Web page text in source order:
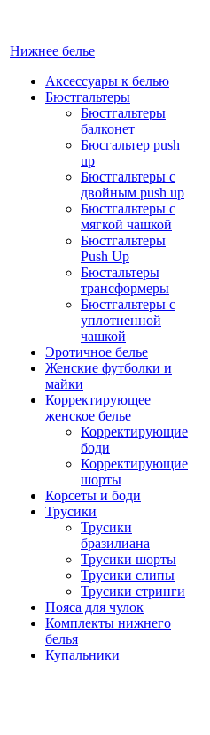
Нижнее белье
Аксессуары к белью
Бюстгальтеры
Бюстгальтеры
балконет
Бюсгальтер push
up
Бюстгальтеры с
двойным push up
Бюстгальтеры с
мягкой чашкой
Бюстгальтеры
Push Up
Бюстальтеры
трансформеры
Бюстгальтеры с
уплотненной
чашкой
Эротичное белье
Женские футболки и
майки
Корректирующее
женское белье
Корректирующие
боди
Корректирующие
шорты
Корсеты и боди
Трусики
Трусики
бразилиана
Трусики шорты
Трусики слипы
Трусики стринги
Пояса для чулок
Комплекты нижнего
белья
Купальники